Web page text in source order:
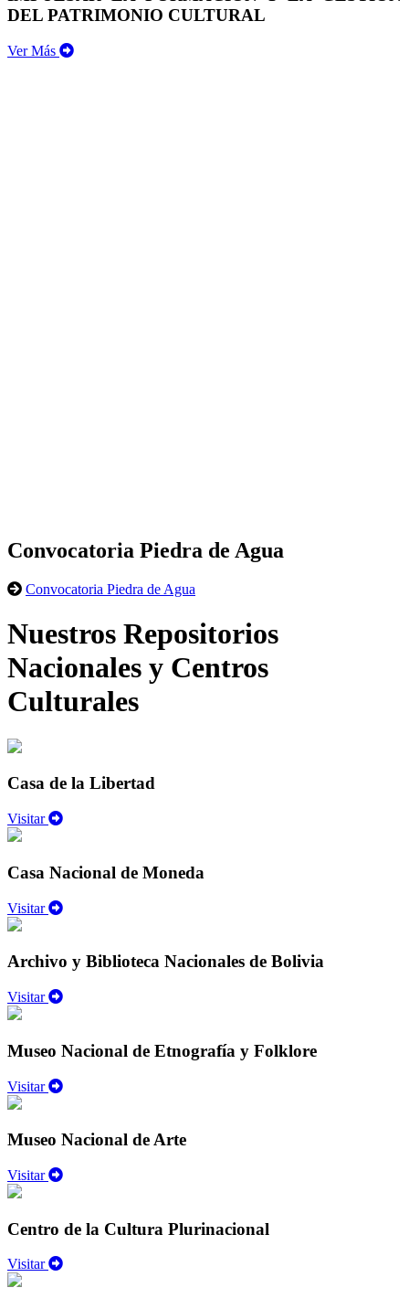
DEL PATRIMONIO CULTURAL
Ver Más
Convocatoria Piedra de Agua
Convocatoria Piedra de Agua
Nuestros Repositorios
Nacionales y Centros
Culturales
Casa de la Libertad
Visitar
Casa Nacional de Moneda
Visitar
Archivo y Biblioteca Nacionales de Bolivia
Visitar
Museo Nacional de Etnografía y Folklore
Visitar
Museo Nacional de Arte
Visitar
Centro de la Cultura Plurinacional
Visitar